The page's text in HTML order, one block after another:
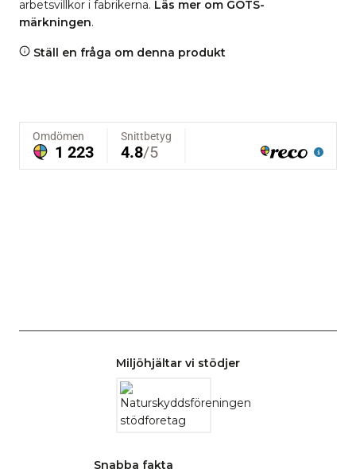
arbetsvillkor i fabrikerna. Läs mer om GOTS-
märkningen.
Ställ en fråga om denna produkt
Miljöhjältar vi stödjer
Snabba fakta